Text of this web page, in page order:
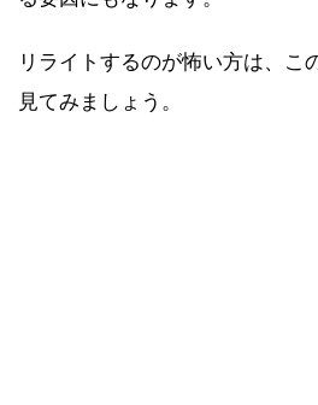
リライトするのが怖い方は、こ
見てみましょう。